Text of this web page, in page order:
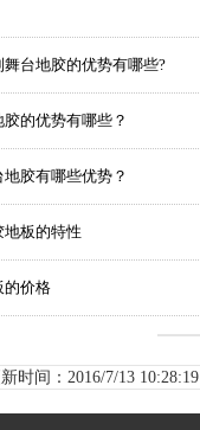
台地胶的优势有哪些?
的优势有哪些？
胶有哪些优势？
板的特性
的价格
时间：2016/7/13 10:28:19